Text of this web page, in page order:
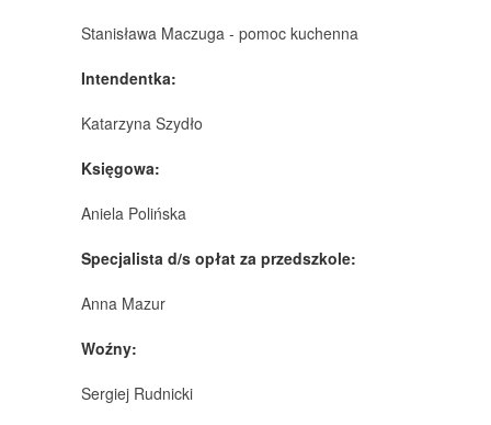
Stanisława Maczuga - pomoc kuchenna
Intendentka:
Katarzyna Szydło
Księgowa:
Aniela Polińska
Specjalista d/s opłat za przedszkole:
Anna Mazur
Woźny:
Sergiej Rudnicki